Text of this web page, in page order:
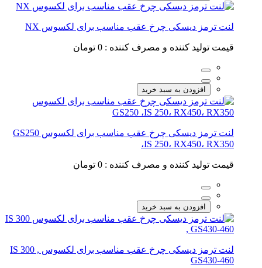
لنت ترمز دیسکی چرخ عقب مناسب برای لکسوس NX
قیمت تولید کننده و مصرف کننده : 0 تومان
افزودن به سبد خرید
لنت ترمز دیسکی چرخ عقب مناسب برای لکسوس GS250
،IS 250، RX450، RX350
قیمت تولید کننده و مصرف کننده : 0 تومان
افزودن به سبد خرید
لنت ترمز دیسکی چرخ عقب مناسب برای لکسوس IS 300 ,
GS430-460